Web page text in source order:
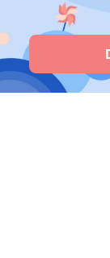
Articles